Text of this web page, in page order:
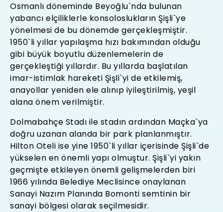
Osmanlı döneminde Beyoğlu`nda bulunan
yabancı elçiliklerle konsoloslukların Şişli`ye
yönelmesi de bu dönemde gerçekleşmiştir.
1950`li yıllar yapılaşma hızı bakımından olduğu
gibi büyük boyutlu düzenlemelerin de
gerçekleştiği yıllardır. Bu yıllarda başlatılan
imar-istimlak hareketi Şişli`yi de etkilemiş,
anayollar yeniden ele alınıp iyileştirilmiş, yeşil
alana önem verilmiştir.
Dolmabahçe Stadı ile stadın ardından Maçka`ya
doğru uzanan alanda bir park planlanmıştır.
Hilton Oteli ise yine 1950`li yıllar içerisinde Şişli`de
yükselen en önemli yapı olmuştur. Şişli`yi yakın
geçmişte etkileyen önemli gelişmelerden biri
1966 yılında Belediye Meclisince onaylanan
Sanayi Nazım Planında Bomonti semtinin bir
sanayi bölgesi olarak seçilmesidir.